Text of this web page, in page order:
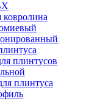
плинтусов
плинтуса